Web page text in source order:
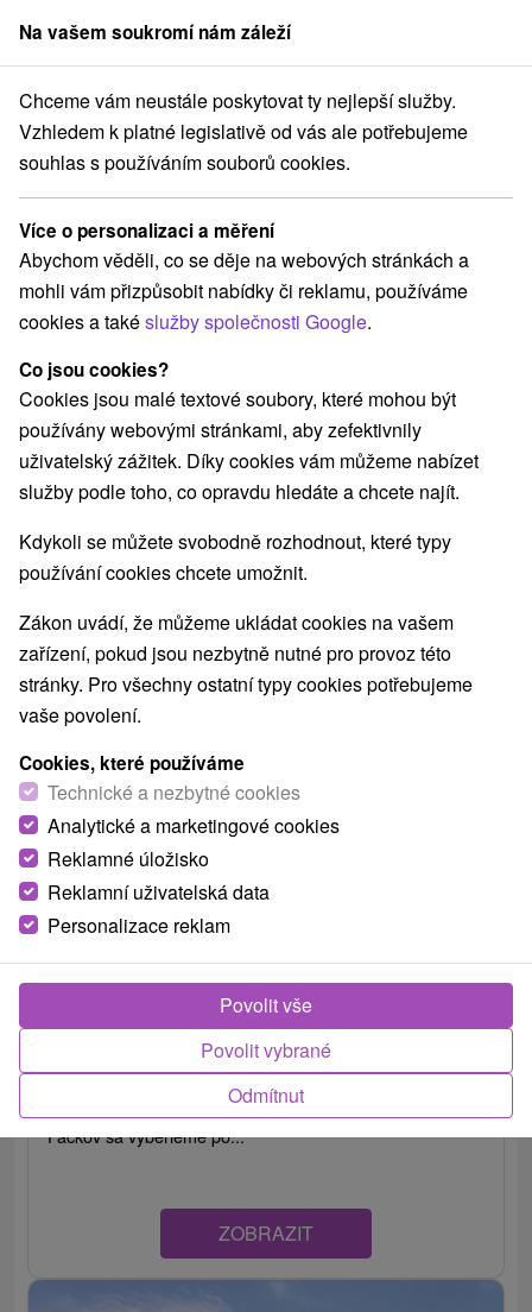
člen skupinySorger
Atrakce na Slovensku Túry a turistické chodníky Rajecká dolina
Túry a turistické chodníky Rajecká
dolina
Kategorie
Všechny kategorie
Jaskyne(1)
Adrenalinové atrakcie
Múzeá a galérie(1) Štíty(1) Atrakce s dětmi(4)
Technické pamiatky(1) Vodopády(1)
Aquaparky, kúpaliská(2) Hrady, zámky, zrúcaniny(1)
Šport(1) Skanzeny(1) Pramene(1)
Obce a města
Višňové(1) Fačkov(1)
Túra na Kľak z Fačkova
Žilinský kraj -Fačkov
Nadmorská výška: 1 352 m.n.m. Dĺžka trasy: 5 km
Trvanie: 3 h Prevýšenie: 880 m Farba značky: Z obce
Fačkov sa vyberieme po...
ZOBRAZIT
Na vašem soukromí nám záleží
Chceme vám neustále poskytovat ty nejlepší služby.
Vzhledem k platné legislativě od vás ale potřebujeme
souhlas s používáním souborů cookies.
Více o personalizaci a měření
Abychom věděli, co se děje na webových stránkách a
mohli vám přizpůsobit nabídky či reklamu, používáme
cookies a takéslužby společnosti Google.
Co jsou cookies?
Cookies jsou malé textové soubory, které mohou být
používány webovými stránkami, aby zefektivnily
uživatelský zážitek. Díky cookies vám můžeme nabízet
služby podle toho, co opravdu hledáte a chcete najít.
Kdykoli se můžete svobodně rozhodnout, které typy
používání cookies chcete umožnit.
Zákon uvádí, že můžeme ukládat cookies na vašem
zařízení, pokud jsou nezbytně nutné pro provoz této
stránky. Pro všechny ostatní typy cookies potřebujeme
vaše povolení.
Cookies, které používáme
Technické a nezbytné cookies
Analytické a marketingové cookies
Reklamné úložisko
Reklamní uživatelská data
Personalizace reklam
Odmítnut
Povolit vybrané
Povolit vše